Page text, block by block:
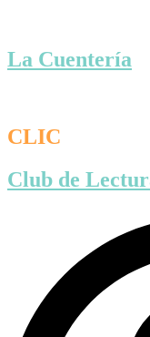
La Cuentería
CLIC
Club de